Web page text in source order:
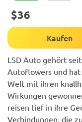
$36
Kaufen
LSD Auto gehört
Autoflowers und
Welt mit ihren
Wirkungen
reisen tief in ihre
Verbindungen, die